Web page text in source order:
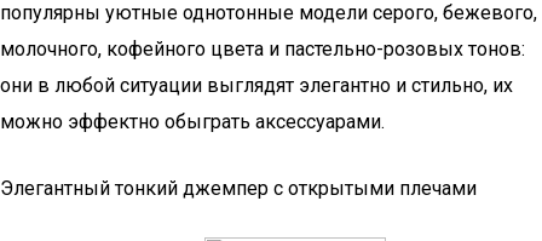
популярны уютные однотонные модели серого, бежевого,
молочного, кофейного цвета и пастельно-розовых тонов:
они в любой ситуации выглядят элегантно и стильно, их
можно эффектно обыграть аксессуарами.
Элегантный тонкий джемпер с открытыми плечами